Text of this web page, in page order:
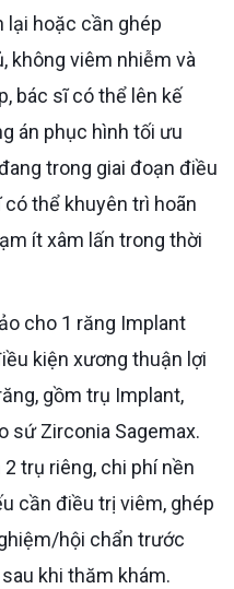
lại hoặc cần ghép
không viêm nhiễm và
bác sĩ có thể lên kế
án phục hình tối ưu
trong giai đoạn điều
thể khuyên trì hoãn
ít xâm lấn trong thời
kiện xương thuận lợi
gồm trụ Implant,
sứ Zirconia Sagemax.
trụ riêng, chi phí nền
cần điều trị viêm, ghép
hội chẩn trước
khi thăm khám.